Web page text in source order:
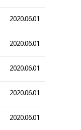
2020.06.01
2020.06.01
2020.06.01
2020.06.01
2020.06.01